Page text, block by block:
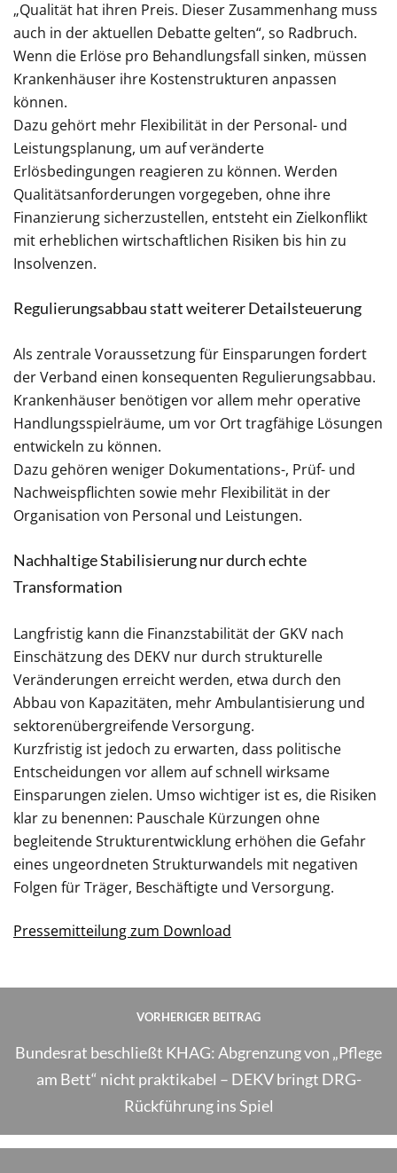
„Qualität hat ihren Preis. Dieser Zusammenhang muss
auch in der aktuellen Debatte gelten“, so Radbruch.
Wenn die Erlöse pro Behandlungsfall sinken, müssen
Krankenhäuser ihre Kostenstrukturen anpassen
können.
Dazu gehört mehr Flexibilität in der Personal- und
Leistungsplanung, um auf veränderte
Erlösbedingungen reagieren zu können. Werden
Qualitätsanforderungen vorgegeben, ohne ihre
Finanzierung sicherzustellen, entsteht ein Zielkonflikt
mit erheblichen wirtschaftlichen Risiken bis hin zu
Insolvenzen.
Regulierungsabbau statt weiterer Detailsteuerung
Als zentrale Voraussetzung für Einsparungen fordert
der Verband einen konsequenten Regulierungsabbau.
Krankenhäuser benötigen vor allem mehr operative
Handlungsspielräume, um vor Ort tragfähige Lösungen
entwickeln zu können.
Dazu gehören weniger Dokumentations-, Prüf- und
Nachweispflichten sowie mehr Flexibilität in der
Organisation von Personal und Leistungen.
Nachhaltige Stabilisierung nur durch echte
Transformation
Langfristig kann die Finanzstabilität der GKV nach
Einschätzung des DEKV nur durch strukturelle
Veränderungen erreicht werden, etwa durch den
Abbau von Kapazitäten, mehr Ambulantisierung und
sektorenübergreifende Versorgung.
Kurzfristig ist jedoch zu erwarten, dass politische
Entscheidungen vor allem auf schnell wirksame
Einsparungen zielen. Umso wichtiger ist es, die Risiken
klar zu benennen: Pauschale Kürzungen ohne
begleitende Strukturentwicklung erhöhen die Gefahr
eines ungeordneten Strukturwandels mit negativen
Folgen für Träger, Beschäftigte und Versorgung.
Pressemitteilung zum Download
VORHERIGER BEITRAG
Bundesrat beschließt KHAG: Abgrenzung von „Pflege
am Bett“ nicht praktikabel – DEKV bringt DRG-
Rückführung ins Spiel